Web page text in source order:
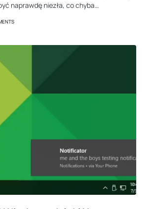
naprawdę niezła, co chyba…